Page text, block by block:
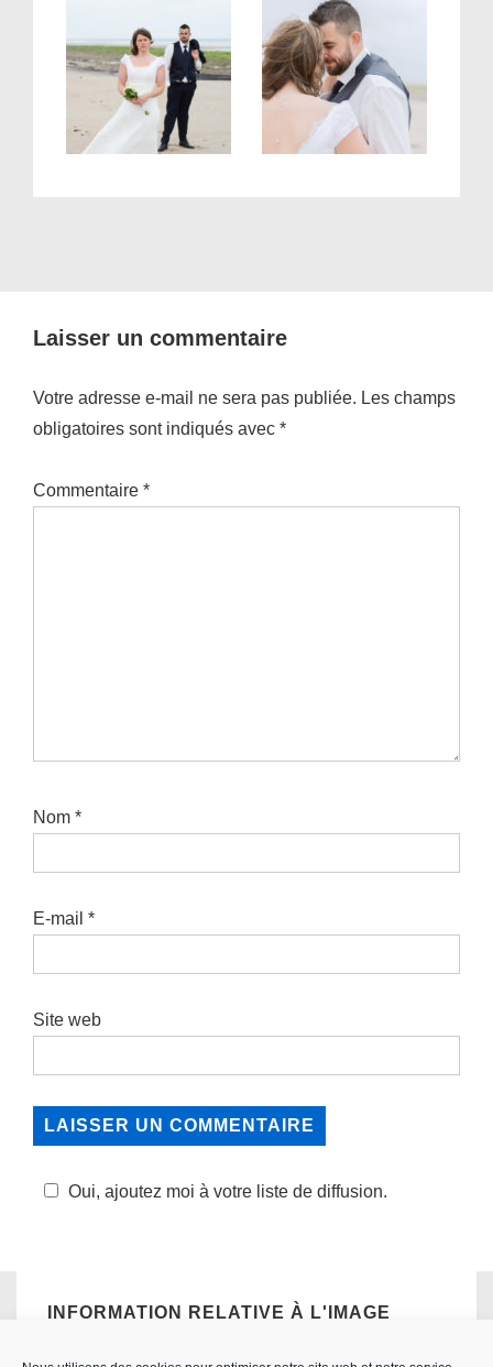
Laisser un commentaire
Votre adresse e-mail ne sera pas publiée. Les champs
obligatoires sont indiqués avec *
Commentaire *
Nom *
E-mail *
Site web
Oui, ajoutez moi à votre liste de diffusion.
INFORMATION RELATIVE À L'IMAGE